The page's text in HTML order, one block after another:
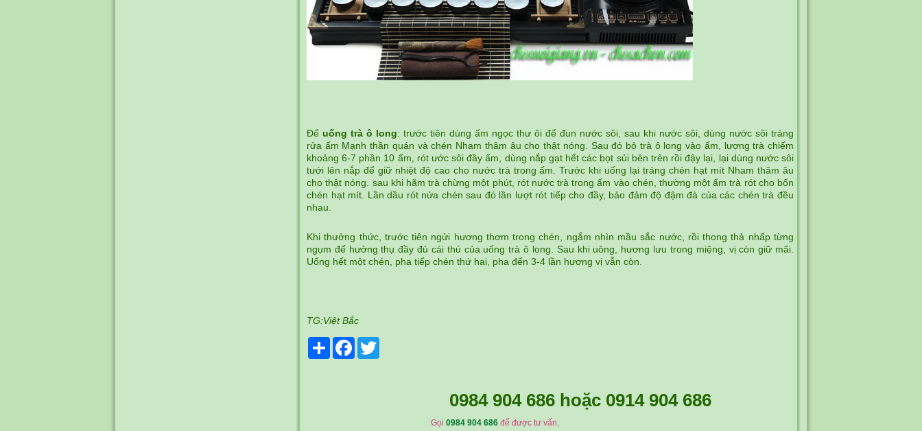
Để uống trà ô long: trước tiên dùng ấm ngọc thư ôi để đun nước sôi, sau khi nước sôi, dùng nước sôi tráng
rửa ấm Mạnh thần quán và chén Nham thâm âu cho thật nóng. Sau đó bỏ trà ô long vào ấm, lượng trà chiếm
khoảng 6-7 phần 10 ấm, rót ước sôi đầy ấm, dùng nắp gạt hết các bọt sủi bên trên rồi đậy lại, lại dùng nước sôi
tưới lên nắp để giữ nhiệt độ cao cho nước trà trong ấm. Trước khi uống lại tráng chén hạt mít Nham thâm âu
cho thật nóng. sau khi hãm trà chừng một phút, rót nước trà trong ấm vào chén, thường một ấm trà rót cho bốn
chén hạt mít. Lần dầu rót nửa chén sau đó lần lượt rót tiếp cho đầy, bảo đảm độ đậm đà của các chén trà đều
nhau.
Khi thưởng thức, trước tiên ngửi hương thơm trong chén, ngắm nhìn mầu sắc nước, rồi thong thả nhấp từng
ngụm để hưởng thụ đầy đủ cái thú của uống trà ô long. Sau khi uông, hương lưu trong miệng, vị còn giữ mãi.
Uống hết một chén, pha tiếp chén thứ hai, pha đến 3-4 lần hương vị vẫn còn.
TG:Việt Bắc
Share Facebook
0984 904 686 hoặc 0914 904 686
Gọi 0984 904 686 để được tư vấn,